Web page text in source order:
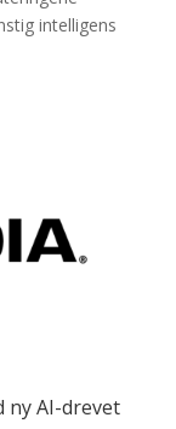
intelligens
ny AI-drevet